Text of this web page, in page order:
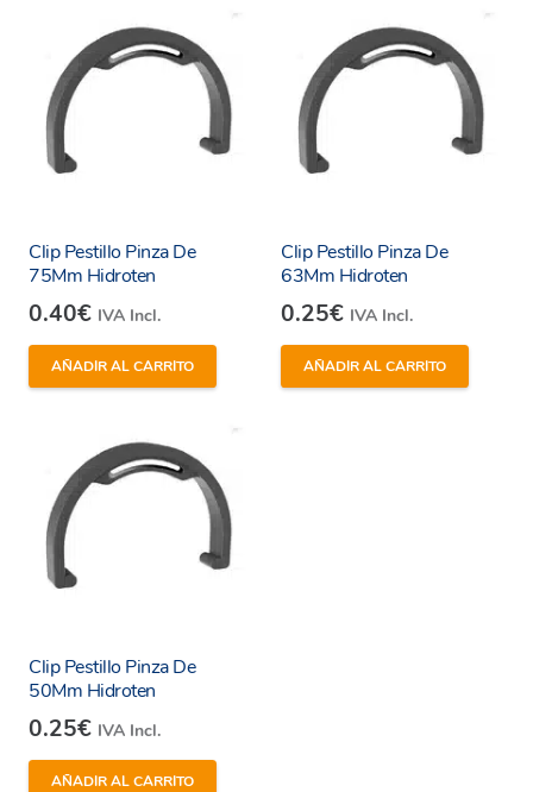
Clip Pestillo Pinza De
75Mm Hidroten
0.40€ IVA Incl.
AÑADIR AL CARRITO
Clip Pestillo Pinza De
63Mm Hidroten
0.25€ IVA Incl.
AÑADIR AL CARRITO
Clip Pestillo Pinza De
50Mm Hidroten
0.25€ IVA Incl.
AÑADIR AL CARRITO